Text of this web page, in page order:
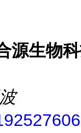
源生物